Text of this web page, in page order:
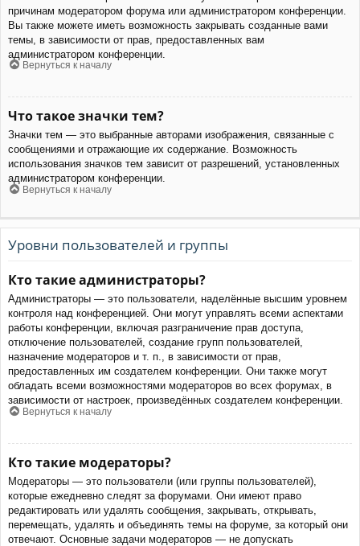
причинам модератором форума или администратором конференции.
Вы также можете иметь возможность закрывать созданные вами
темы, в зависимости от прав, предоставленных вам
администратором конференции.
Вернуться к началу
Что такое значки тем?
Значки тем — это выбранные авторами изображения, связанные с
сообщениями и отражающие их содержание. Возможность
использования значков тем зависит от разрешений, установленных
администратором конференции.
Вернуться к началу
Уровни пользователей и группы
Кто такие администраторы?
Администраторы — это пользователи, наделённые высшим уровнем
контроля над конференцией. Они могут управлять всеми аспектами
работы конференции, включая разграничение прав доступа,
отключение пользователей, создание групп пользователей,
назначение модераторов и т. п., в зависимости от прав,
предоставленных им создателем конференции. Они также могут
обладать всеми возможностями модераторов во всех форумах, в
зависимости от настроек, произведённых создателем конференции.
Вернуться к началу
Кто такие модераторы?
Модераторы — это пользователи (или группы пользователей),
которые ежедневно следят за форумами. Они имеют право
редактировать или удалять сообщения, закрывать, открывать,
перемещать, удалять и объединять темы на форуме, за который они
отвечают. Основные задачи модераторов — не допускать